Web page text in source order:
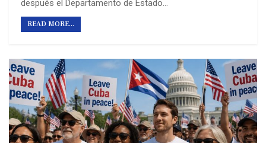
después el Departamento de Estado…
READ MORE...